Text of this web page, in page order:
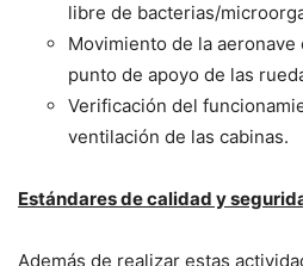
libre de bacterias/
Movimiento de la
punto de apoyo de las
Verificación del
ventilación de las cabinas.
Estándares de calidad y
Además de realizar estas